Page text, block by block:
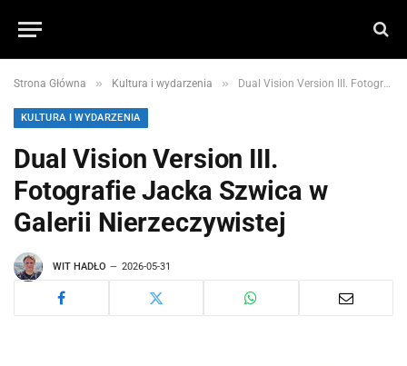
Strona Główna » Kultura i wydarzenia » Dual Vision Version III. Fotografie Jacka Szwica w Galerii Nierzeczywistej
KULTURA I WYDARZENIA
Dual Vision Version III.
Fotografie Jacka Szwica w
Galerii Nierzeczywistej
WIT HADŁO 2026-05-31